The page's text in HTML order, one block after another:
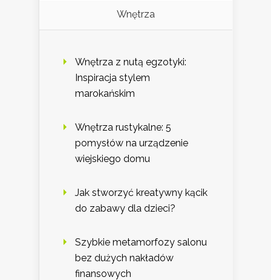
Wnętrza
Wnętrza z nutą egzotyki:
Inspiracja stylem
marokańskim
Wnętrza rustykalne: 5
pomysłów na urządzenie
wiejskiego domu
Jak stworzyć kreatywny kącik
do zabawy dla dzieci?
Szybkie metamorfozy salonu
bez dużych nakładów
finansowych